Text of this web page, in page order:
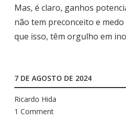
Mas, é claro, ganhos
não tem preconceito e
que isso, têm orgulho em
7 DE AGOSTO DE 2024
Ricardo Hida
1 Comment